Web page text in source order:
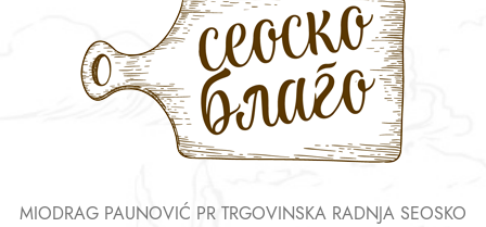
MIODRAG PAUNOVIĆ PR TRGOVINSKA RADNJA SEOSKO